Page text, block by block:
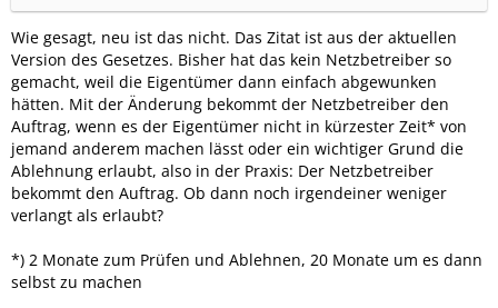
Wie gesagt, neu ist das nicht. Das Zitat ist aus der aktuellen
Version des Gesetzes. Bisher hat das kein Netzbetreiber so
gemacht, weil die Eigentümer dann einfach abgewunken
hätten. Mit der Änderung bekommt der Netzbetreiber den
Auftrag, wenn es der Eigentümer nicht in kürzester Zeit* von
jemand anderem machen lässt oder ein wichtiger Grund die
Ablehnung erlaubt, also in der Praxis: Der Netzbetreiber
bekommt den Auftrag. Ob dann noch irgendeiner weniger
verlangt als erlaubt?
*) 2 Monate zum Prüfen und Ablehnen, 20 Monate um es dann
selbst zu machen